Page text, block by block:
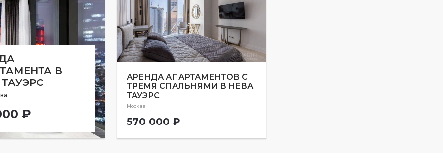
В
₽
АРЕНДА АПАРТАМЕНТОВ С
ТРЕМЯ СПАЛЬНЯМИ В НЕВА
ТАУЭРС
Москва
570 000 ₽